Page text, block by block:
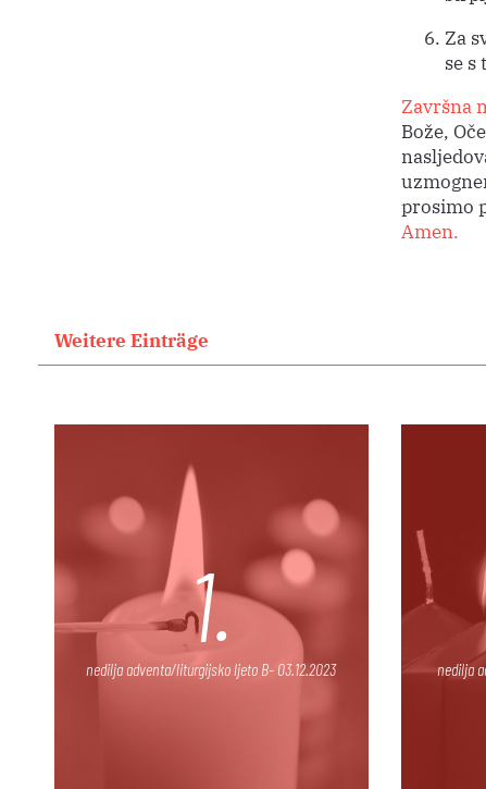
Za
se
Završna
Bože,
prosimo
Amen.
Weitere Einträge
1.
nedilja adventa/liturgijsko ljeto B- 03.12.2023 nedilja